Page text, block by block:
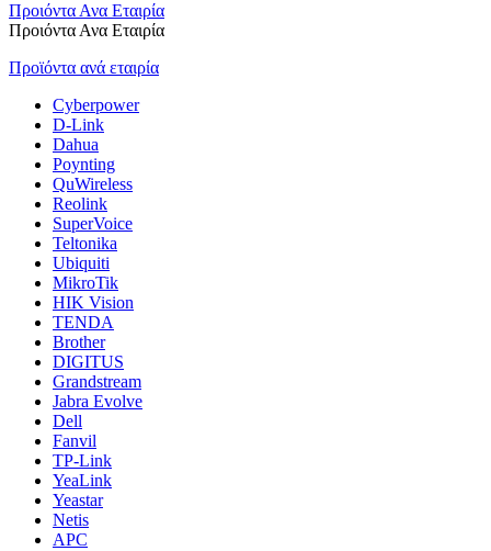
Προιόντα Ανα Εταιρία
Προιόντα Ανα Εταιρία
Προϊόντα ανά εταιρία
Cyberpower
D-Link
Dahua
Poynting
QuWireless
Reolink
SuperVoice
Teltonika
Ubiquiti
MikroTik
HIK Vision
TENDA
Brother
DIGITUS
Grandstream
Jabra Evolve
Dell
Fanvil
TP-Link
YeaLink
Yeastar
Netis
APC